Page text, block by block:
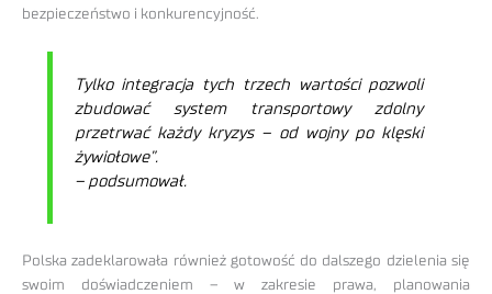
bezpieczeństwo i konkurencyjność.
Tylko integracja tych trzech wartości pozwoli
zbudować system transportowy zdolny
przetrwać każdy kryzys – od wojny po klęski
żywiołowe”.
– podsumował.
Polska zadeklarowała również gotowość do dalszego dzielenia się
swoim doświadczeniem – w zakresie prawa, planowania